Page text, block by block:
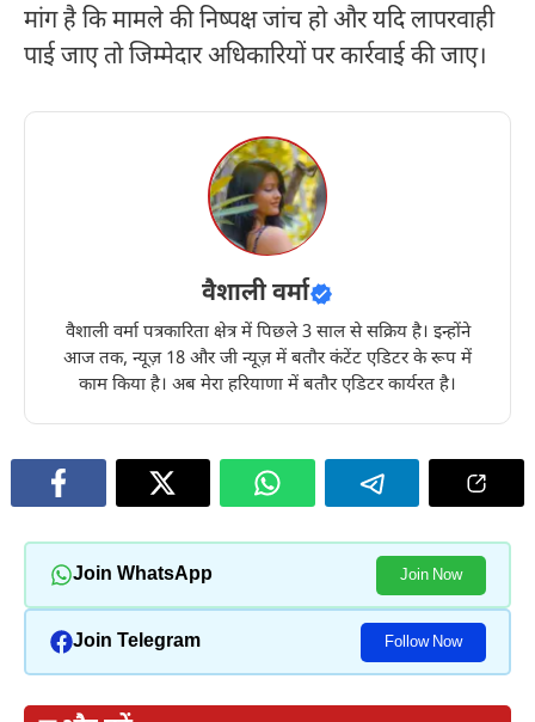
मांग है कि मामले की निष्पक्ष जांच हो और यदि लापरवाही
पाई जाए तो जिम्मेदार अधिकारियों पर कार्रवाई की जाए।
वैशाली वर्मा
वैशाली वर्मा पत्रकारिता क्षेत्र में पिछले 3 साल से सक्रिय है। इन्होंने
आज तक, न्यूज़ 18 और जी न्यूज़ में बतौर कंटेंट एडिटर के रूप में
काम किया है। अब मेरा हरियाणा में बतौर एडिटर कार्यरत है।
Join WhatsApp Join Now
Join Telegram Follow Now